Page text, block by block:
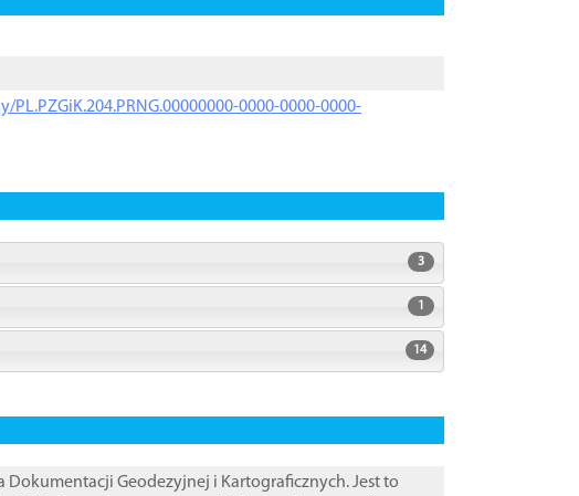
0000-0000-0000-
3
1
14
Geodezyjnej i Kartograficznych. Jest to